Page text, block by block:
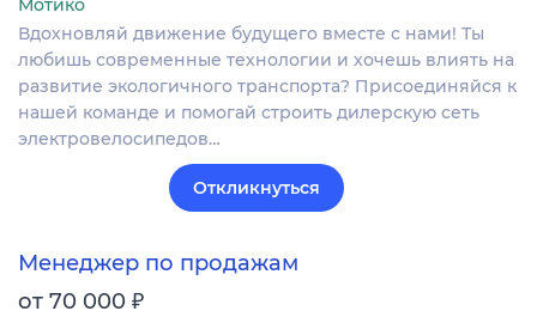
Мотико
Вдохновляй движение будущего вместе с нами! Ты
любишь современные технологии и хочешь влиять на
развитие экологичного транспорта? Присоединяйся к
нашей команде и помогай строить дилерскую сеть
электровелосипедов…
Откликнуться
Менеджер по продажам
от 70 000 ₽